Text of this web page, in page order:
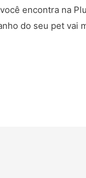
encontra na
do seu pet vai